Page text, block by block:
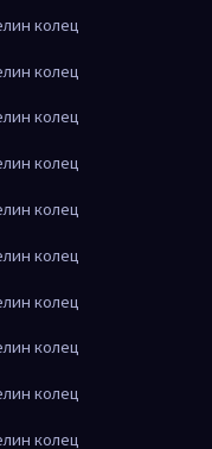
колец
колец
колец
колец
колец
колец
колец
колец
колец
колец